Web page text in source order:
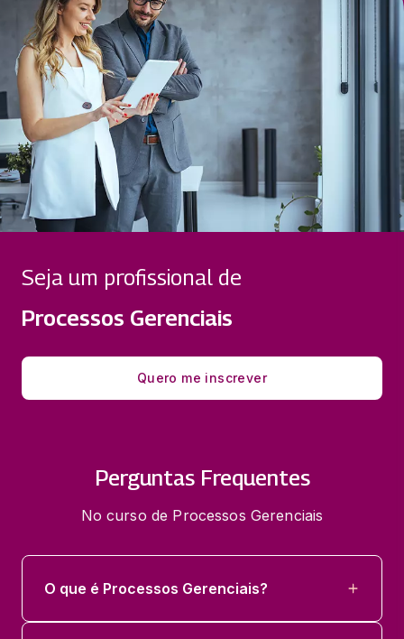
Seja um profissional de
Processos Gerenciais
Quero me inscrever
Perguntas Frequentes
No curso de Processos Gerenciais
O que é Processos Gerenciais?